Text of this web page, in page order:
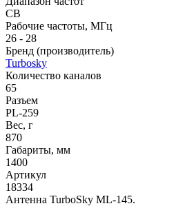
СВ
Рабочие частоты, МГц
26 - 28
Бренд (производитель)
Turbosky
Количество каналов
65
Разъем
PL-259
Вес, г
870
Габариты, мм
1400
Артикул
18334
Антенна TurboSky ML-145.